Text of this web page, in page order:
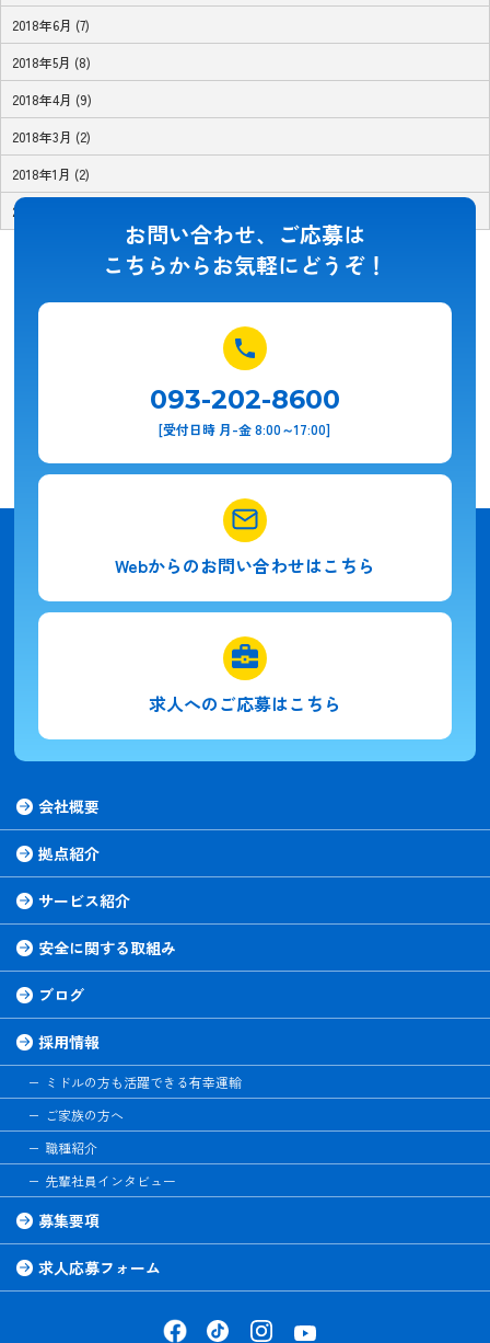
2018年6月 (7)
2018年5月 (8)
2018年4月 (9)
2018年3月 (2)
2018年1月 (2)
2017年11月 (1)
お問い合わせ、ご応募は
こちらからお気軽にどうぞ！
093-202-8600
[受付日時 月-金 8:00～17:00]
Webからのお問い合わせはこちら
求人へのご応募はこちら
会社概要
拠点紹介
サービス紹介
安全に関する取組み
ブログ
採用情報
ミドルの方も活躍できる有幸運輸
ご家族の方へ
職種紹介
先輩社員インタビュー
募集要項
求人応募フォーム